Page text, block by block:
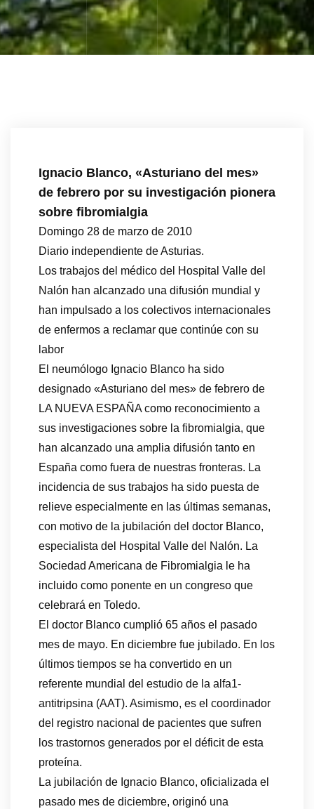
Ignacio Blanco, «Asturiano del mes»
de febrero por su investigación pionera
sobre fibromialgia
Domingo 28 de marzo de 2010
Diario independiente de Asturias.
Los trabajos del médico del Hospital Valle del
Nalón han alcanzado una difusión mundial y
han impulsado a los colectivos internacionales
de enfermos a reclamar que continúe con su
labor
El neumólogo Ignacio Blanco ha sido
designado «Asturiano del mes» de febrero de
LA NUEVA ESPAÑA como reconocimiento a
sus investigaciones sobre la fibromialgia, que
han alcanzado una amplia difusión tanto en
España como fuera de nuestras fronteras. La
incidencia de sus trabajos ha sido puesta de
relieve especialmente en las últimas semanas,
con motivo de la jubilación del doctor Blanco,
especialista del Hospital Valle del Nalón. La
Sociedad Americana de Fibromialgia le ha
incluido como ponente en un congreso que
celebrará en Toledo.
El doctor Blanco cumplió 65 años el pasado
mes de mayo. En diciembre fue jubilado. En los
últimos tiempos se ha convertido en un
referente mundial del estudio de la alfa1-
antitripsina (AAT). Asimismo, es el coordinador
del registro nacional de pacientes que sufren
los trastornos generados por el déficit de esta
proteína.
La jubilación de Ignacio Blanco, oficializada el
pasado mes de diciembre, originó una